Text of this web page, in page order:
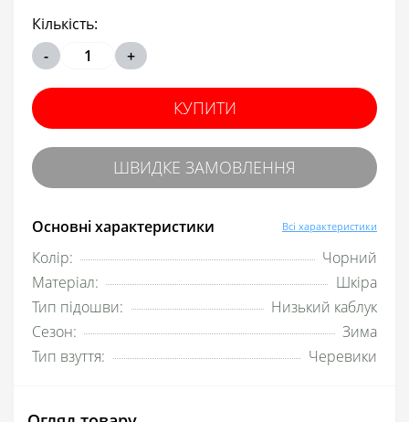
Основні характеристики Всі характеристики
Колір:
Чорний
Матеріал:
Шкіра
Тип підошви:
Низький каблук
Сезон:
Зима
Тип взуття:
Черевики
Кількість:
-
+
КУПИТИ
ШВИДКЕ ЗАМОВЛЕННЯ